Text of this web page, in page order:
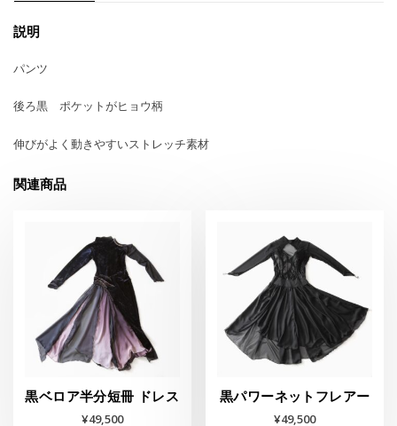
説明
パンツ
後ろ黒 ポケットがヒョウ柄
伸びがよく動きやすいストレッチ素材
関連商品
黒ベロア半分短冊 ドレス
¥49,500
黒パワーネットフレアー
¥49,500